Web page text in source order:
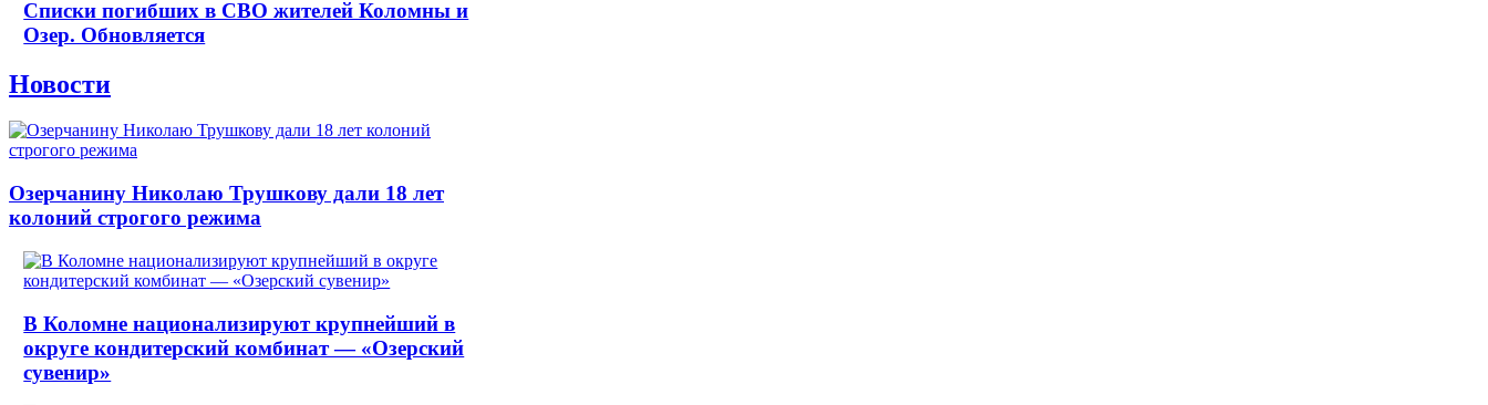
Списки погибших в СВО жителей Коломны и
Озер. Обновляется
Новости
Озерчанину Николаю Трушкову дали 18 лет
колоний строгого режима
В Коломне национализируют крупнейший в
округе кондитерский комбинат — «Озерский
сувенир»